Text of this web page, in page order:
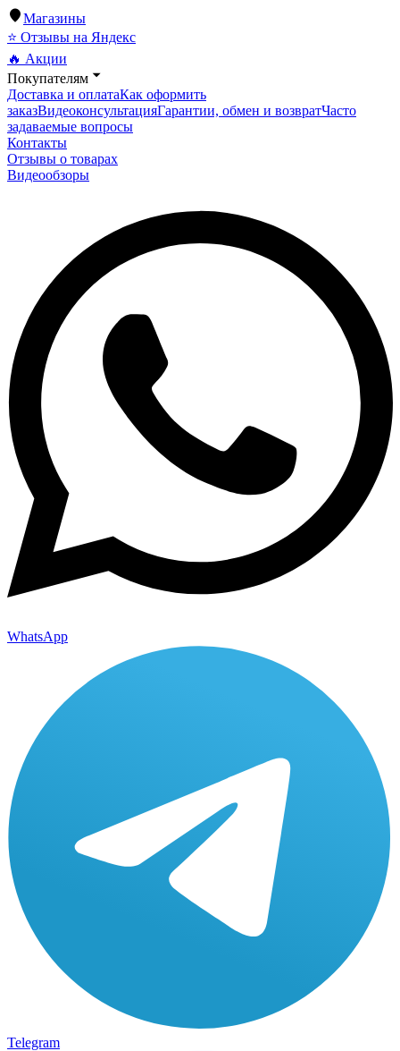
Магазины
⭐ Отзывы на Яндекс
🔥 Акции
Покупателям
Доставка и оплатаКак оформить
заказВидеоконсультацияГарантии, обмен и возвратЧасто
задаваемые вопросы
Контакты
Отзывы о товарах
Видеообзоры
WhatsApp
Telegram